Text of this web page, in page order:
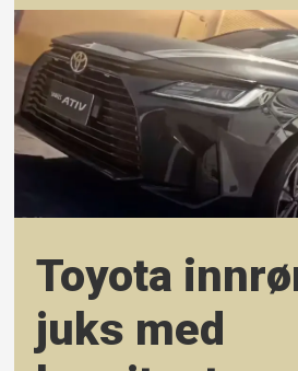
Toyota
juks med